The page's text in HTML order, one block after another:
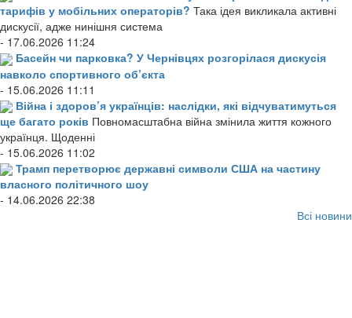
тарифів у мобільних операторів? Така ідея викликала активні
дискусії, адже нинішня система
- 17.06.2026 11:24
Басейн чи парковка? У Чернівцях розгорілася дискусія
навколо спортивного об’єкта
- 15.06.2026 11:11
Війна і здоров’я українців: наслідки, які відчуватимуться
ще багато років Повномасштабна війна змінила життя кожного
українця. Щоденні
- 15.06.2026 11:02
Трамп перетворює державні символи США на частину
власного політичного шоу
- 14.06.2026 22:38
Всі новини